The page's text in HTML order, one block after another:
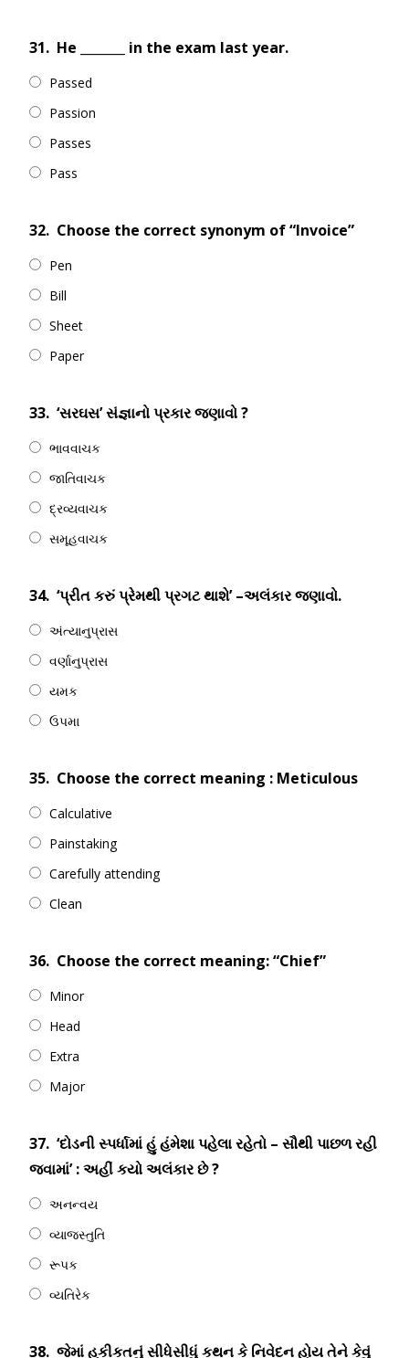
31. He _______ in the exam last year.
Passed
Passion
Passes
Pass
32. Choose the correct synonym of “Invoice”
Pen
Bill
Sheet
Paper
33. ‘સરઘસ’ સંજ્ઞાનો પ્રકાર જણાવો ?
ભાવવાચક
જાતિવાચક
દ્રવ્યવાચક
સમૂહવાચક
34. ‘પ્રીત કરું પ્રેમથી પ્રગટ થાશે’ –અલંકાર જણાવો.
અંત્યાનુપ્રાસ
વર્ણાનુપ્રાસ
યમક
ઉપમા
35. Choose the correct meaning : Meticulous
Calculative
Painstaking
Carefully attending
Clean
36. Choose the correct meaning: “Chief”
Minor
Head
Extra
Major
37. ‘દોડની સ્પર્ધામાં હું હંમેશા પહેલા રહેતો – સૌથી પાછળ રહી
જવામાં’ : અહીં કયો અલંકાર છે ?
અનન્વય
વ્યાજસ્તુતિ
રૂપક
વ્યતિરેક
38. જેમાં હકીકતનું સીધેસીધું કથન કે નિવેદન હોય તેને કેવું